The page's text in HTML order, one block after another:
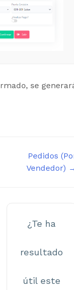
se
Pedidos
Vendedor)
¿Te ha
resultado
útil este